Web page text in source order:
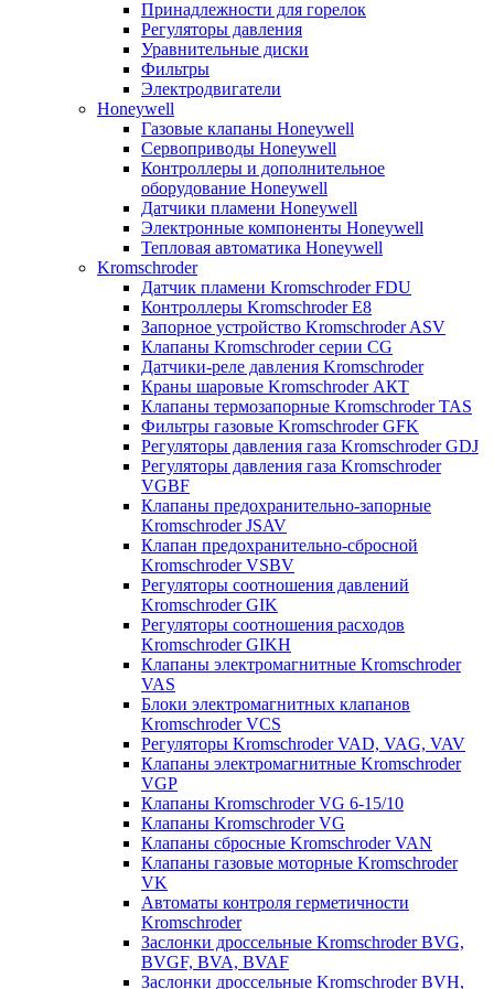
Принадлежности для горелок
Регуляторы давления
Уравнительные диски
Фильтры
Электродвигатели
Honeywell
Газовые клапаны Honeywell
Сервоприводы Honeywell
Контроллеры и дополнительное
оборудование Honeywell
Датчики пламени Honeywell
Электронные компоненты Honeywell
Тепловая автоматика Honeywell
Kromschroder
Датчик пламени Kromschroder FDU
Контроллеры Kromschroder E8
Запорное устройство Kromschroder ASV
Клапаны Kromschroder серии CG
Датчики-реле давления Kromschroder
Краны шаровые Kromschroder АКТ
Клапаны термозапорные Kromschroder TAS
Фильтры газовые Kromschroder GFK
Регуляторы давления газа Kromschroder GDJ
Регуляторы давления газа Kromschroder
VGBF
Клапаны предохранительно-запорные
Kromschroder JSAV
Клапан предохранительно-сбросной
Kromschroder VSBV
Регуляторы соотношения давлений
Kromschroder GIK
Регуляторы соотношения расходов
Kromschroder GIKH
Клапаны электромагнитные Kromschroder
VAS
Блоки электромагнитных клапанов
Kromschroder VCS
Регуляторы Kromschroder VAD, VAG, VAV
Клапаны электромагнитные Kromschroder
VGP
Клапаны Kromschroder VG 6-15/10
Клапаны Kromschroder VG
Клапаны сбросные Kromschroder VAN
Клапаны газовые моторные Kromschroder
VK
Автоматы контроля герметичности
Kromschroder
Заслонки дроссельные Kromschroder BVG,
BVGF, BVA, BVAF
Заслонки дроссельные Kromschroder BVH,